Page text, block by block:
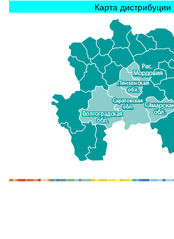
Карта дистрибуции